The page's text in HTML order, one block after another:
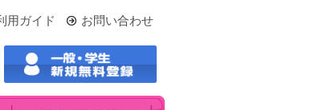
用ガイド お問い合わせ